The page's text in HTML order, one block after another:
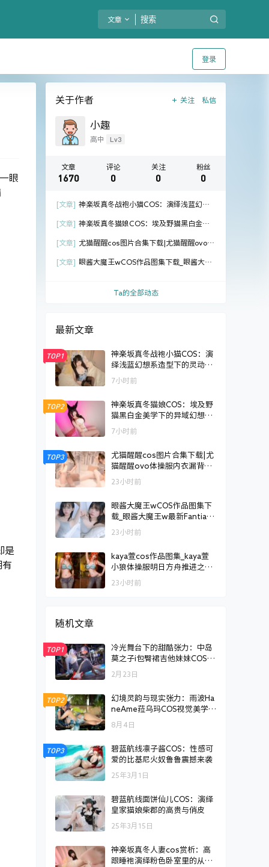
文章
登录
眼
是
有
关于作者 关注 私信
小趣
高中 Lv3
文章
1670
评论
0
关注
0
粉丝
0
[文章] 神楽坂真冬战袍小猫COS：演绎浅蓝幻想
[文章] 神楽坂真冬猫娘COS：埃及野猫黑白金美
[文章] 尤猫醒醒cos图片合集下载|尤猫醒醒ovo体
[文章] 眼酱大魔王wCOS作品图集下载_眼酱大魔
Ta的全部动态
最新文章
TOP1
神楽坂真冬战袍小猫COS：演
绎浅蓝幻想系造型下的灵动魅
7小时前
TOP2
神楽坂真冬猫娘COS：埃及野
猫黑白金美学下的异域幻想演
7小时前
TOP3
尤猫醒醒cos图片合集下载|尤
猫醒醒ovo体操服内衣漏背毛
衣[持续更新]
23小时前
眼酱大魔王wCOS作品图集下
载_眼酱大魔王w最新Fantia订
阅[持续更新]
23小时前
kaya萱cos作品图集_kaya萱
小狼体操服明日方舟推进之王
[持续更新]
23小时前
随机文章
TOP1
冷光舞台下的甜酷张力：中岛
莫之子i包臀裙吉他妹妹COS赏
析
2月23日
TOP2
幻境灵韵与现实张力：雨波Ha
neAme菈乌玛COS视觉美学解
析
8月4日
TOP3
碧蓝航线凛子酱COS：性感可
爱的比基尼火奴鲁鲁震撼来袭
25年3月1日
碧蓝航线面饼仙儿COS：演绎
皇家猫娘柴郡的高贵与俏皮
25年3月15日
神楽坂真冬人妻cos赏析：高
跟睡袍演绎粉色卧室里的从容